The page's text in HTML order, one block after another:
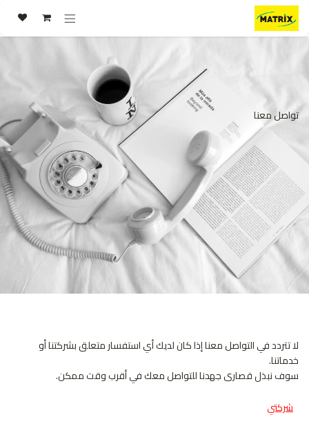
تخطي للذهاب إلى المحتوى
تواصل معنا
لا تتردد في التواصل معنا إذا كان لديك أي استفسار متعلق بشركتنا أو
خدماتنا.
سوف نبذل قصارى جهدنا للتواصل معك في أقرب وقت ممكن.
شركتي